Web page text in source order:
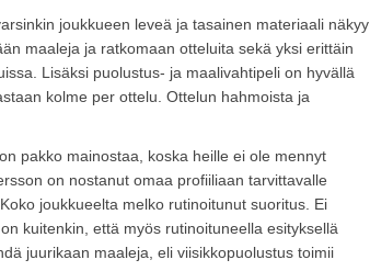
joukkueen leveä ja tasainen materiaali näkyy
maaleja ja ratkomaan otteluita sekä yksi erittäin
Lisäksi puolustus- ja maalivahtipeli on hyvällä
kolme per ottelu. Ottelun hahmoista ja
pakko mainostaa, koska heille ei ole mennyt
on nostanut omaa profiiliaan tarvittavalle
joukkueelta melko rutinoitunut suoritus. Ei
kuitenkin, että myös rutinoituneella esityksellä
juurikaan maaleja, eli viisikkopuolustus toimii